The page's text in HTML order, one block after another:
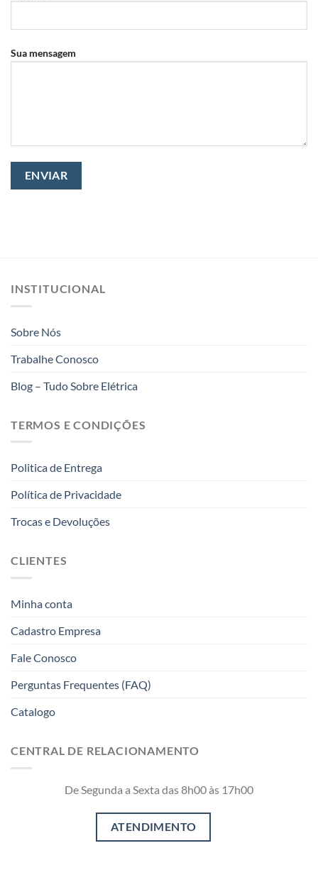
Sua mensagem
INSTITUCIONAL
Sobre Nós
Trabalhe Conosco
Blog – Tudo Sobre Elétrica
TERMOS E CONDIÇÕES
Politica de Entrega
Política de Privacidade
Trocas e Devoluções
CLIENTES
Minha conta
Cadastro Empresa
Fale Conosco
Perguntas Frequentes (FAQ)
Catalogo
CENTRAL DE RELACIONAMENTO
De Segunda a Sexta das 8h00 às 17h00